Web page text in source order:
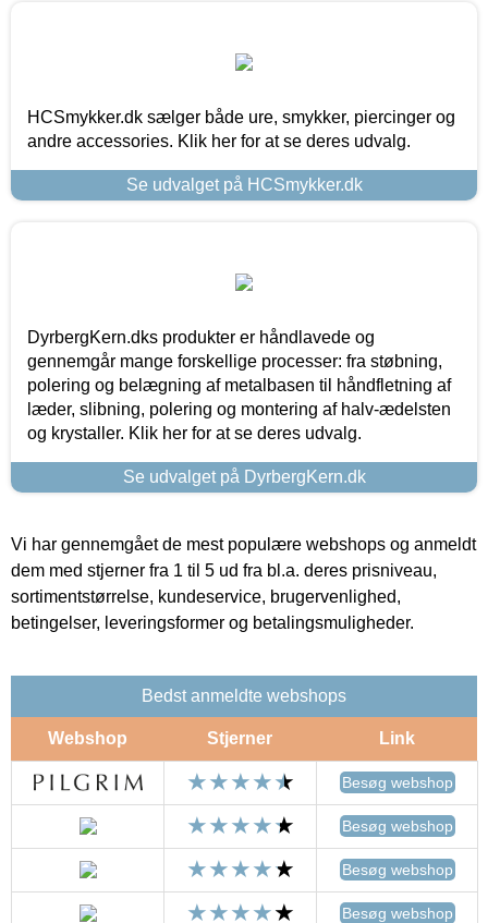
HCSmykker.dk sælger både ure, smykker, piercinger og
andre accessories. Klik her for at se deres udvalg.
Se udvalget på HCSmykker.dk
DyrbergKern.dks produkter er håndlavede og
gennemgår mange forskellige processer: fra støbning,
polering og belægning af metalbasen til håndfletning af
læder, slibning, polering og montering af halv-ædelsten
og krystaller. Klik her for at se deres udvalg.
Se udvalget på DyrbergKern.dk
Vi har gennemgået de mest populære webshops og anmeldt
dem med stjerner fra 1 til 5 ud fra bl.a. deres prisniveau,
sortimentstørrelse, kundeservice, brugervenlighed,
betingelser, leveringsformer og betalingsmuligheder.
Bedst anmeldte webshops
Webshop Stjerner Link
Besøg webshop
Besøg webshop
Besøg webshop
Besøg webshop